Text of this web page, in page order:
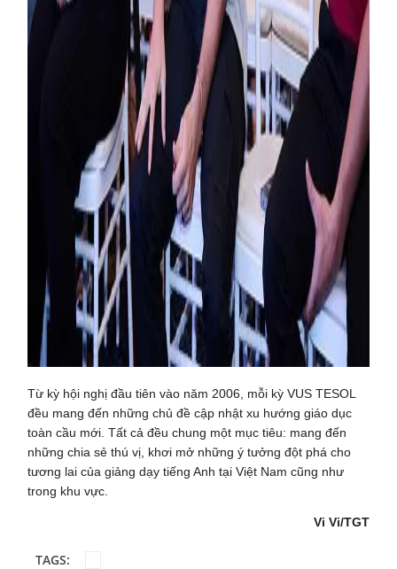
Từ kỳ hội nghị đầu tiên vào năm 2006, mỗi kỳ VUS TESOL
đều mang đến những chủ đề cập nhật xu hướng giáo dục
toàn cầu mới. Tất cả đều chung một mục tiêu: mang đến
những chia sẻ thú vị, khơi mở những ý tưởng đột phá cho
tương lai của giảng dạy tiếng Anh tại Việt Nam cũng như
trong khu vực.
Vi Vi/TGT
TAGS: